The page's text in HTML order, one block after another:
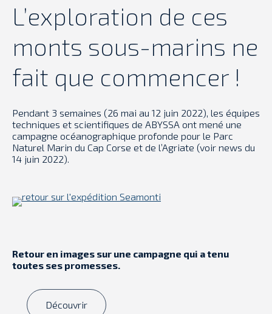
L’exploration de ces
monts sous-marins ne
fait que commencer !
Pendant 3 semaines (26 mai au 12 juin 2022), les équipes
techniques et scientifiques de ABYSSA ont mené une
campagne océanographique profonde pour le Parc
Naturel Marin du Cap Corse et de l’Agriate (voir news du
14 juin 2022).
Retour en images sur une campagne qui a tenu
toutes ses promesses.
Découvrir